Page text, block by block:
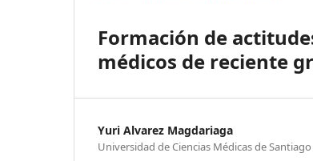
Formación de
médicos de reciente
Yuri Alvarez Magdariaga
Universidad de Ciencias Médicas de